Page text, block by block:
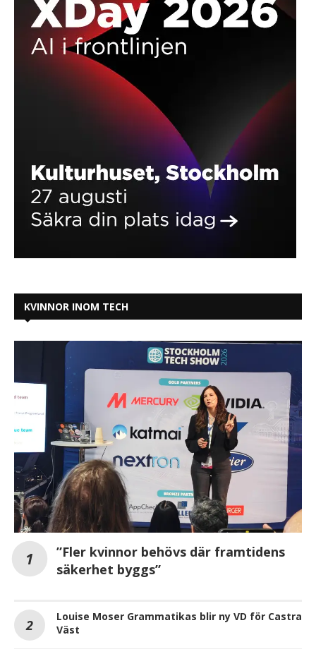
KVINNOR INOM TECH
”Fler kvinnor behövs där framtidens
säkerhet byggs”
Louise Moser Grammatikas blir ny VD för Castra
Väst